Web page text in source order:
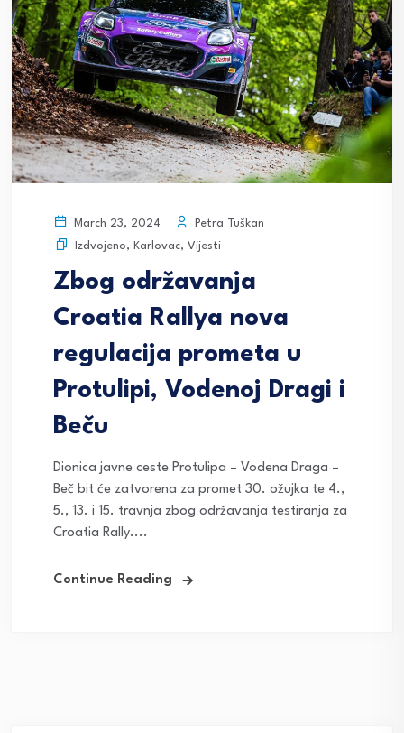
March 23, 2024
Petra Tuškan
Izdvojeno, Karlovac, Vijesti
Zbog održavanja
Croatia Rallya nova
regulacija prometa u
Protulipi, Vodenoj Dragi i
Beču
Dionica javne ceste Protulipa – Vodena Draga –
Beč bit će zatvorena za promet 30. ožujka te 4.,
5., 13. i 15. travnja zbog održavanja testiranja za
Croatia Rally....
Continue Reading